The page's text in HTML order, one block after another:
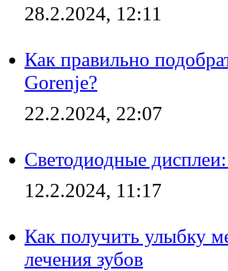
28.2.2024, 12:11
Как правильно
Gorenje?
22.2.2024, 22:07
Светодиодные
12.2.2024, 11:17
Как получить улыбку
лечения зубов